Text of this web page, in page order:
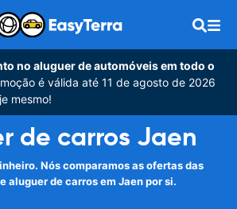
no aluguer de automóveis em todo o
é válida até 11 de agosto de 2026
mesmo!
de carros Jaen
Nós comparamos as ofertas das
aluguer de carros em Jaen por si.